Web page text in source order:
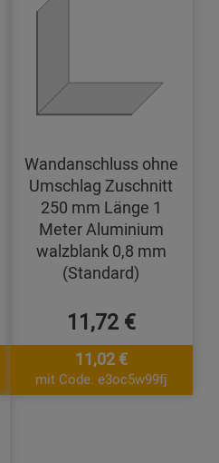
Wandanschluss ohne
Umschlag Zuschnitt
250 mm Länge 1
Meter Aluminium
walzblank 0,8 mm
(Standard)
11,72 €
11,02 €
mit Code: e3oc5w99fj